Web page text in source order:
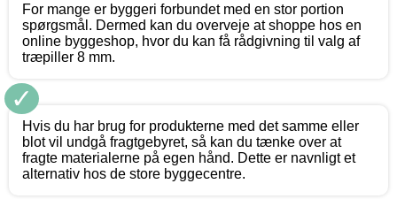
For mange er byggeri forbundet med en stor portion
spørgsmål. Dermed kan du overveje at shoppe hos en
online byggeshop, hvor du kan få rådgivning til valg af
træpiller 8 mm.
✓
Hvis du har brug for produkterne med det samme eller
blot vil undgå fragtgebyret, så kan du tænke over at
fragte materialerne på egen hånd. Dette er navnligt et
alternativ hos de store byggecentre.